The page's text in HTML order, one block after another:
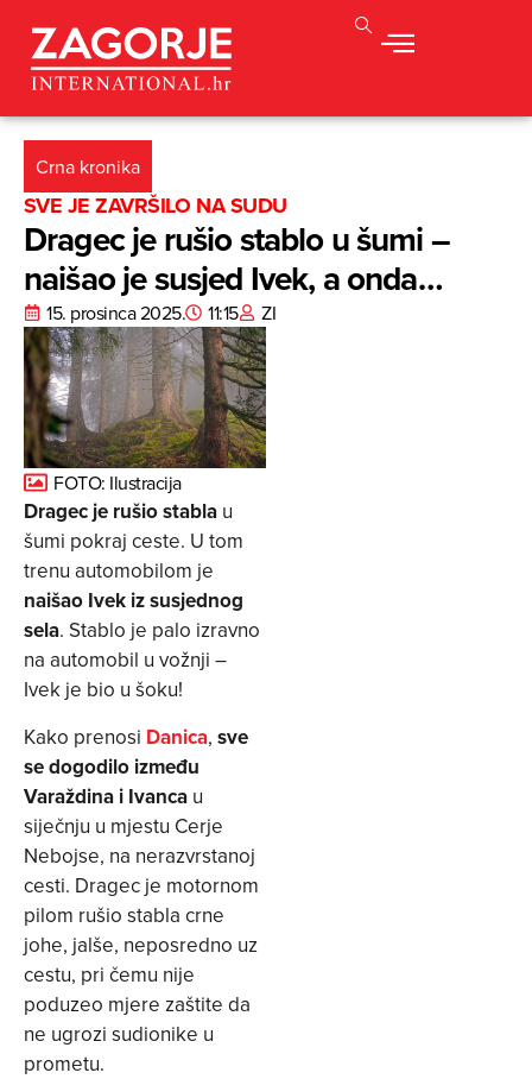
Crna kronika
SVE JE ZAVRŠILO NA SUDU
Dragec je rušio stablo u šumi –
naišao je susjed Ivek, a onda…
15. prosinca 2025. 11:15 ZI
FOTO: Ilustracija
Dragec je rušio stabla u
šumi pokraj ceste. U tom
trenu automobilom je
naišao Ivek iz susjednog
sela. Stablo je palo izravno
na automobil u vožnji –
Ivek je bio u šoku!
Kako prenosi Danica, sve
se dogodilo između
Varaždina i Ivanca u
siječnju u mjestu Cerje
Nebojse, na nerazvrstanoj
cesti. Dragec je motornom
pilom rušio stabla crne
johe, jalše, neposredno uz
cestu, pri čemu nije
poduzeo mjere zaštite da
ne ugrozi sudionike u
prometu.